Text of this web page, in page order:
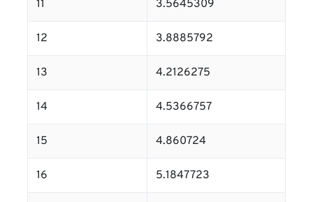
11 3.5645309
12 3.8885792
13 4.2126275
14 4.5366757
15 4.860724
16 5.1847723